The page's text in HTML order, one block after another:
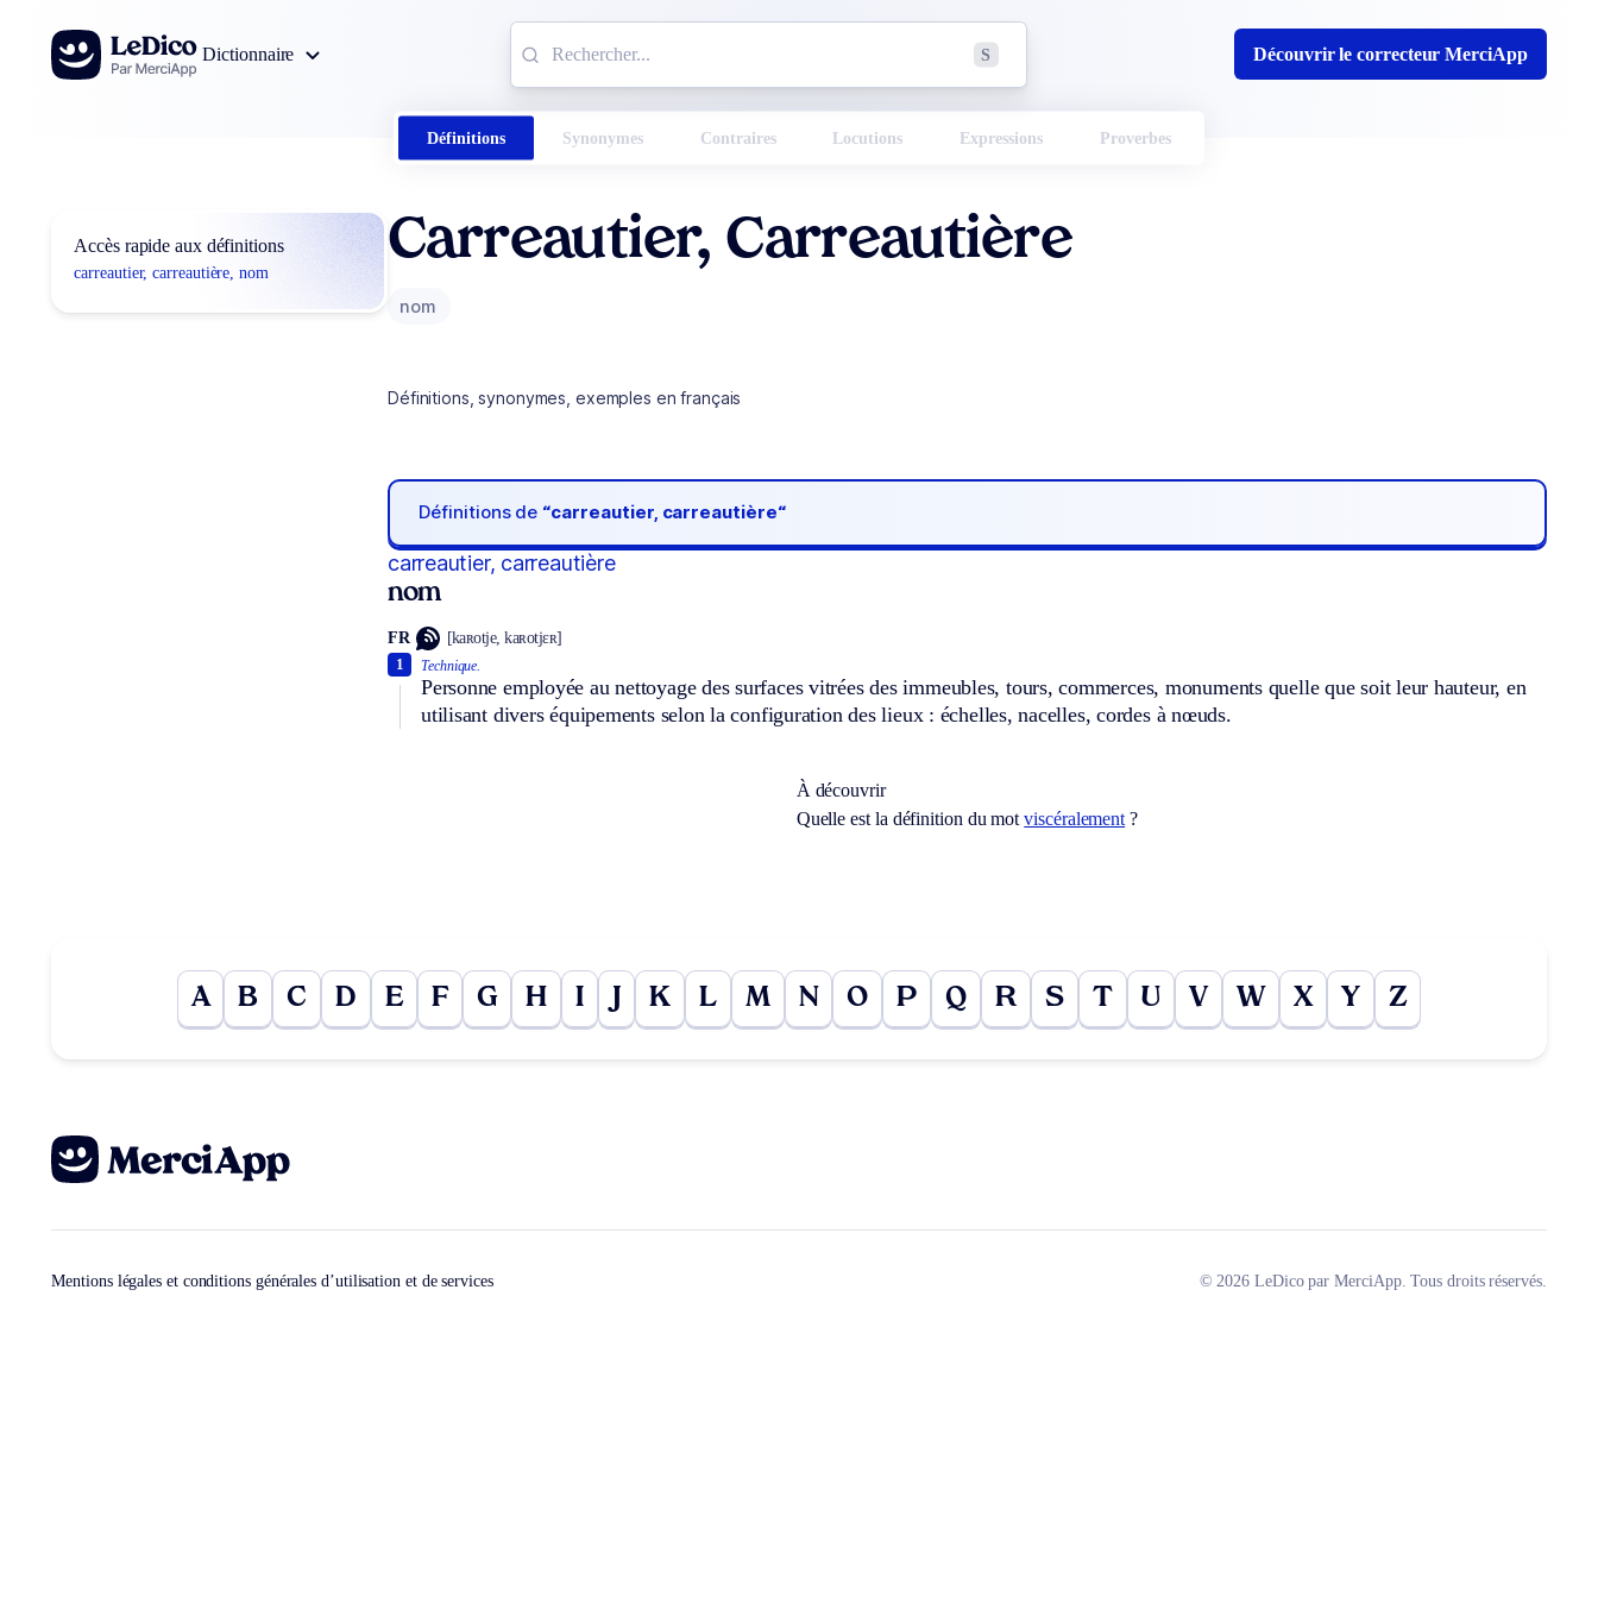
Aller au contenu
Dictionnaire
S Découvrir le correcteur MerciApp
Définitions Synonymes Contraires Locutions Expressions Proverbes
Accès rapide aux définitions
carreautier, carreautière, nom
Carreautier, Carreautière
nom
Définitions, synonymes, exemples en français
Définitions de “carreautier, carreautière“
carreautier, carreautière
nom
FR [kaʀotje, kaʀotjɛʀ]
Technique.
Personne employée au nettoyage des surfaces vitrées des immeubles, tours, commerces, monuments quelle que soit leur hauteur, en
utilisant divers équipements selon la configuration des lieux : échelles, nacelles, cordes à nœuds.
1
À découvrir
Quelle est la définition du motviscéralement ?
A B C D E F G H I K L M N O P Q R S T U V W X Y Z
Mentions légales et conditions générales d’utilisation et de services © 2026 LeDico par MerciApp. Tous droits réservés.